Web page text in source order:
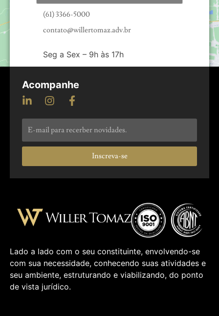
(61) 3366-5000
contato@willertomaz.adv.br
Seg a Sex – 9h às 17h
Acompanhe
Inscreva-se
Lado a lado com o seu constituinte, envolvendo-se
com sua necessidade, conhecendo suas atividades e
seu ambiente, estruturando e viabilizando, do ponto
de vista jurídico.